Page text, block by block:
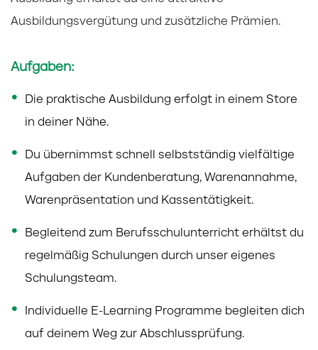
Ausbildungsvergütung und zusätzliche Prämien.
Aufgaben:
Die praktische Ausbildung erfolgt in einem Store
in deiner Nähe.
Du übernimmst schnell selbstständig vielfältige
Aufgaben der Kundenberatung, Warenannahme,
Warenpräsentation und Kassentätigkeit.
Begleitend zum Berufsschulunterricht erhältst du
regelmäßig Schulungen durch unser eigenes
Schulungsteam.
Individuelle E-Learning Programme begleiten dich
auf deinem Weg zur Abschlussprüfung.